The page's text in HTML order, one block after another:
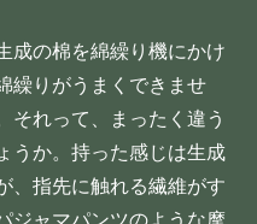
成の棉を綿繰り機にかけ
繰りがうまくできませ
それって、まったく違う
うか。持った感じは生成
、指先に触れる繊維がす
ジャマパンツのような摩